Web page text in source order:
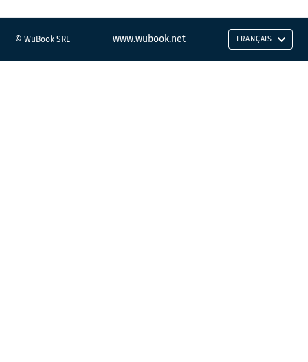
© WuBook SRL www.wubook.net FRANÇAIS